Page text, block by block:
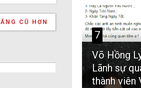
CŨ HƠN
7
Võ Hồng
Lãnh sự
thành viên